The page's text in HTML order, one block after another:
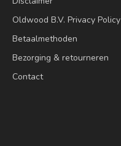
Oldwood B.V. Privacy Policy
Betaalmethoden
Bezorging & retourneren
Contact